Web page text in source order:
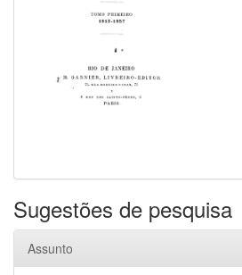
Sugestões de pesquisa
Assunto